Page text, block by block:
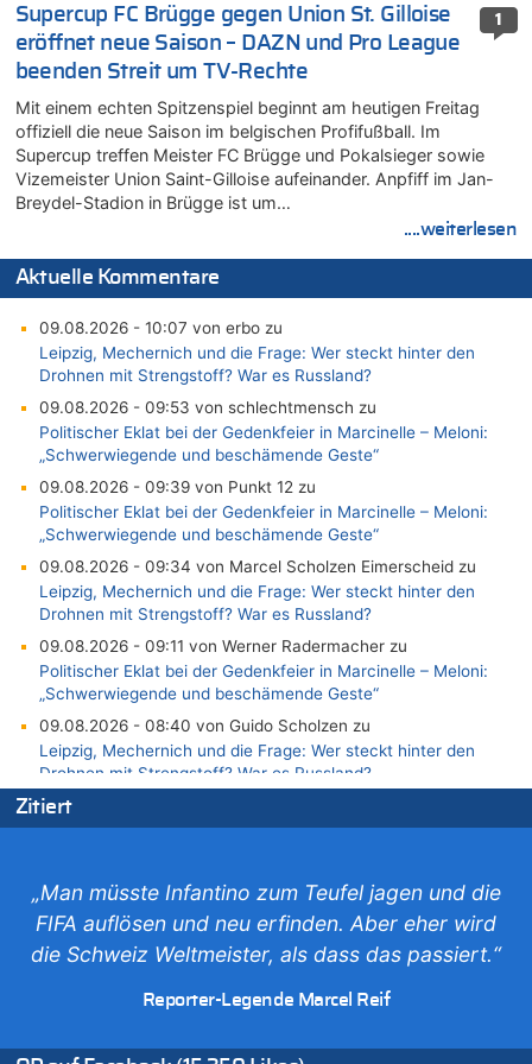
1
Supercup FC Brügge gegen Union St. Gilloise
eröffnet neue Saison – DAZN und Pro League
beenden Streit um TV-Rechte
Mit einem echten Spitzenspiel beginnt am heutigen Freitag
offiziell die neue Saison im belgischen Profifußball. Im
Supercup treffen Meister FC Brügge und Pokalsieger sowie
Vizemeister Union Saint-Gilloise aufeinander. Anpfiff im Jan-
Breydel-Stadion in Brügge ist um…
....weiterlesen
Aktuelle Kommentare
09.08.2026 - 10:07 von erbo zu
Leipzig, Mechernich und die Frage: Wer steckt hinter den
Drohnen mit Strengstoff? War es Russland?
09.08.2026 - 09:53 von schlechtmensch zu
Politischer Eklat bei der Gedenkfeier in Marcinelle – Meloni:
„Schwerwiegende und beschämende Geste“
09.08.2026 - 09:39 von Punkt 12 zu
Politischer Eklat bei der Gedenkfeier in Marcinelle – Meloni:
„Schwerwiegende und beschämende Geste“
09.08.2026 - 09:34 von Marcel Scholzen Eimerscheid zu
Leipzig, Mechernich und die Frage: Wer steckt hinter den
Drohnen mit Strengstoff? War es Russland?
09.08.2026 - 09:11 von Werner Radermacher zu
Politischer Eklat bei der Gedenkfeier in Marcinelle – Meloni:
„Schwerwiegende und beschämende Geste“
09.08.2026 - 08:40 von Guido Scholzen zu
Leipzig, Mechernich und die Frage: Wer steckt hinter den
Drohnen mit Strengstoff? War es Russland?
09.08.2026 - 08:21 von Zuhörer zu
Aachen ab 11. August wieder Mekka des Pferdesports –
09.08.2026 - 07:40 von SoSo zu
Aachen ab 11. August wieder Mekka des Pferdesports –
Belgien setzt bei Reit-WM auf starke Springreiter
09.08.2026 - 07:00 von Zuhörer zu
Wasserstand des Rheins in NRW so niedrig wie noch nie
Leipzig, Mechernich und die Frage: Wer steckt hinter den
Zitiert
„Man müsste Infantino zum Teufel jagen und die
FIFA auflösen und neu erfinden. Aber eher wird
die Schweiz Weltmeister, als dass das passiert.“
Reporter-Legende Marcel Reif